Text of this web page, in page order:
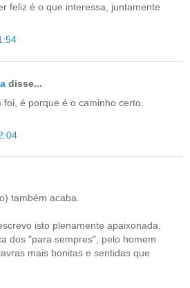
feliz é o que interessa, juntamente
disse...
é porque é o caminho certo.
também acaba.
isto plenamente apaixonada,
dos "para sempres", pelo homem
mais bonitas e sentidas que